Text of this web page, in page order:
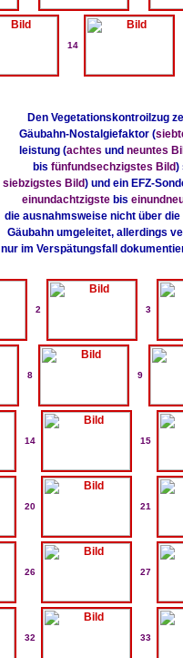
14
Den Vegetationskontroilzug
Gäubahn-Nostalgiefaktor (
leistung (achtes und neuntes
bis fünfundsechzigstes Bild)
siebzigstes Bild) und ein EFZ-
einundachtzigste bis
die ausnahmsweise nicht über
Gäubahn umgeleitet, allerdings
nur im Verspätungsfall
2 3
8 9
14 15
20 21
26 27
32 33